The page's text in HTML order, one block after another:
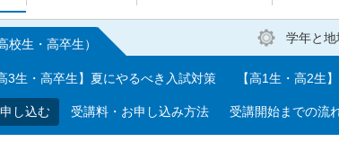
学年と
校生・高卒生）
高3生・高卒生】夏にやるべき入試対策 【高1生・高2生
し込む 受講料・お申し込み方法 受講開始までの流